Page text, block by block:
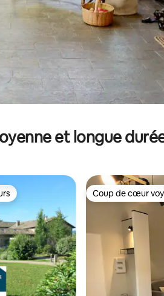
et longue
Coup de cœur
Coup de cœur